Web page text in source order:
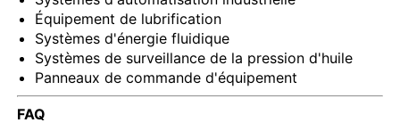
Équipement de lubrification
Systèmes d'énergie fluidique
Systèmes de surveillance de la pression d'huile
Panneaux de commande d'équipement
FAQ